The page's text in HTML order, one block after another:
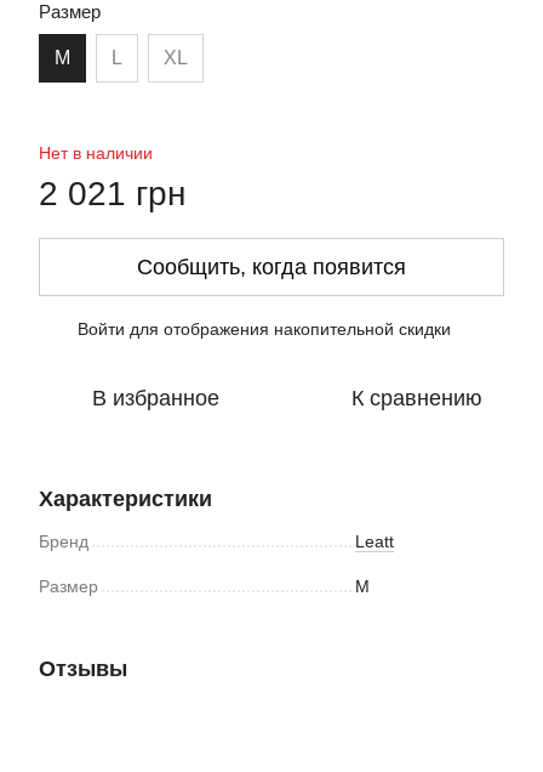
Размер
M L XL
Нет в наличии
2 021 грн
Сообщить, когда появится
Войти для отображения накопительной скидки
В избранное К сравнению
Характеристики
Бренд Leatt
Размер M
Отзывы